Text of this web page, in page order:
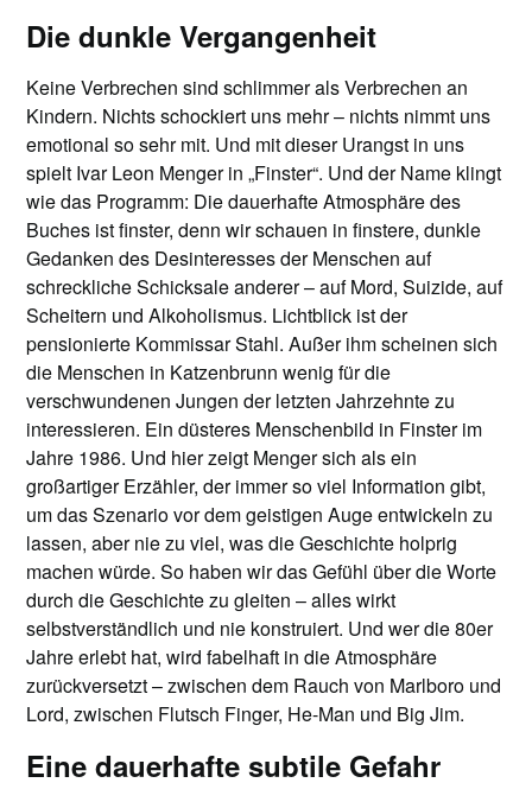
Die dunkle Vergangenheit
Keine Verbrechen sind schlimmer als Verbrechen an
Kindern. Nichts schockiert uns mehr – nichts nimmt uns
emotional so sehr mit. Und mit dieser Urangst in uns
spielt Ivar Leon Menger in „Finster“. Und der Name klingt
wie das Programm: Die dauerhafte Atmosphäre des
Buches ist finster, denn wir schauen in finstere, dunkle
Gedanken des Desinteresses der Menschen auf
schreckliche Schicksale anderer – auf Mord, Suizide, auf
Scheitern und Alkoholismus. Lichtblick ist der
pensionierte Kommissar Stahl. Außer ihm scheinen sich
die Menschen in Katzenbrunn wenig für die
verschwundenen Jungen der letzten Jahrzehnte zu
interessieren. Ein düsteres Menschenbild in Finster im
Jahre 1986. Und hier zeigt Menger sich als ein
großartiger Erzähler, der immer so viel Information gibt,
um das Szenario vor dem geistigen Auge entwickeln zu
lassen, aber nie zu viel, was die Geschichte holprig
machen würde. So haben wir das Gefühl über die Worte
durch die Geschichte zu gleiten – alles wirkt
selbstverständlich und nie konstruiert. Und wer die 80er
Jahre erlebt hat, wird fabelhaft in die Atmosphäre
zurückversetzt – zwischen dem Rauch von Marlboro und
Lord, zwischen Flutsch Finger, He-Man und Big Jim.
Eine dauerhafte subtile Gefahr